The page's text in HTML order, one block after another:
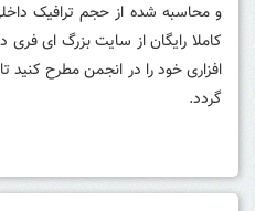
و محاسبه شده از حجم ترافیک
کاملا رایگان از سایت بزرگ ای
افزاری خود را در انجمن مطرح کنید
گردد.